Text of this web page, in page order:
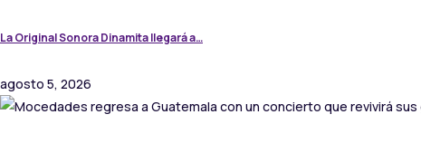
La Original Sonora Dinamita llegará a…
agosto 5, 2026